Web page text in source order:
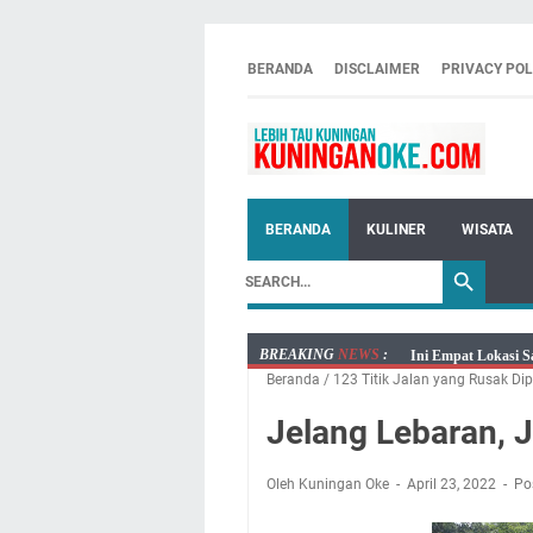
BERANDA DISCLAIMER PRIVACY
BERANDA KULINER WISATA
BREAKING NEWS :
Ini Empat Lokasi
Jumat 7 Agustus
Embun Pagi
Tetap Berjalan
Salat Lima Waktu
Beranda / 123 Titik Jalan yang Rusak
Jelang Lebaran,
Oleh Kuningan Oke April 23, 2022